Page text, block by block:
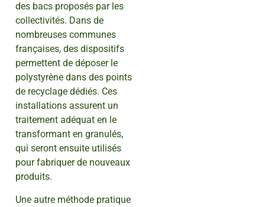
des bacs proposés par les
collectivités. Dans de
nombreuses communes
françaises, des dispositifs
permettent de déposer le
polystyrène dans des points
de recyclage dédiés. Ces
installations assurent un
traitement adéquat en le
transformant en granulés,
qui seront ensuite utilisés
pour fabriquer de nouveaux
produits.
Une autre méthode pratique